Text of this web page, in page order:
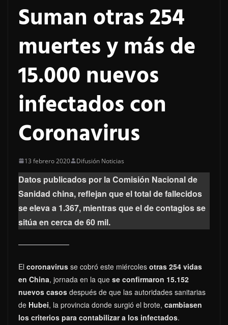
Suman otras 254
muertes y más de
15.000 nuevos
infectados con
Coronavirus
13 febrero 2020 Difusión Noticias
Datos publicados por la Comisión Nacional de
Sanidad china, reflejan que el total de fallecidos
se eleva a 1.367, mientras que el de contagios se
sitúa en cerca de 60 mil.
El coronavirus se cobró este miércoles otras 254 vidas
en China, jornada en la que se confirmaron 15.152
nuevos casos después de que las autoridades sanitarias
de Hubei, la provincia donde surgió el brote, cambiasen
los criterios para contabilizar a los infectados.